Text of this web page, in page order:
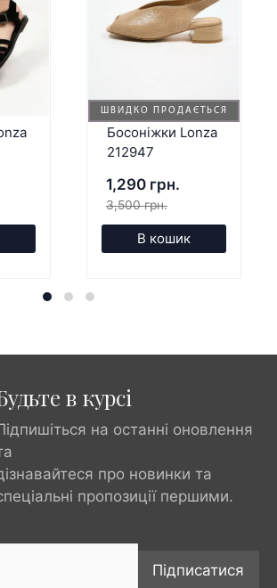
ШВИДКО ПРОДАЄТЬСЯ
Босоніжки Lonza
212947
1,290 грн.
3,500 грн.
В кошик
в курсі
на останні оновлення
про новинки та
пропозиції першими.
Підписатися